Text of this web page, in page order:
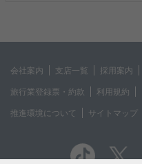
会社案内 支店一覧 採用案内
旅行業登録票・約款 利用規約
推進環境について サイトマップ